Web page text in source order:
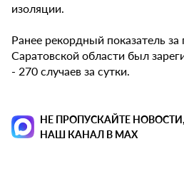
изоляции.
Ранее рекордный показатель
Саратовской области был
- 270 случаев за сутки.
НЕ ПРОПУСКАЙТЕ
НАШ КАНАЛ В MAX